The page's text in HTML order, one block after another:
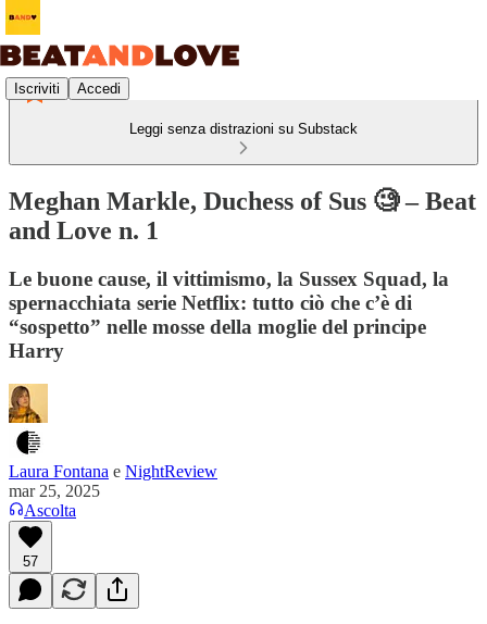
Iscriviti Accedi
Leggi senza distrazioni su Substack
Meghan Markle, Duchess of Sus 🧐 – Beat
and Love n. 1
Le buone cause, il vittimismo, la Sussex Squad, la
spernacchiata serie Netflix: tutto ciò che c’è di
“sospetto” nelle mosse della moglie del principe
Harry
Laura Fontana e NightReview
mar 25, 2025
Ascolta
57